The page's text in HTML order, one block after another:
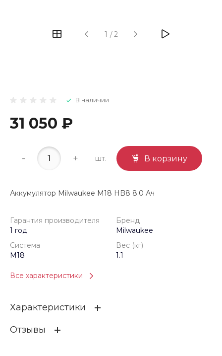
1 /2
В наличии
31 050 ₽
- + шт. В корзину
Аккумулятор Milwaukee M18 HB8 8.0 Ач
Гарантия производителя
1 год
Бренд
Milwaukee
Система
M18
Вес (кг)
1.1
Все характеристики
Характеристики
Гарантия производителя
Отзывы